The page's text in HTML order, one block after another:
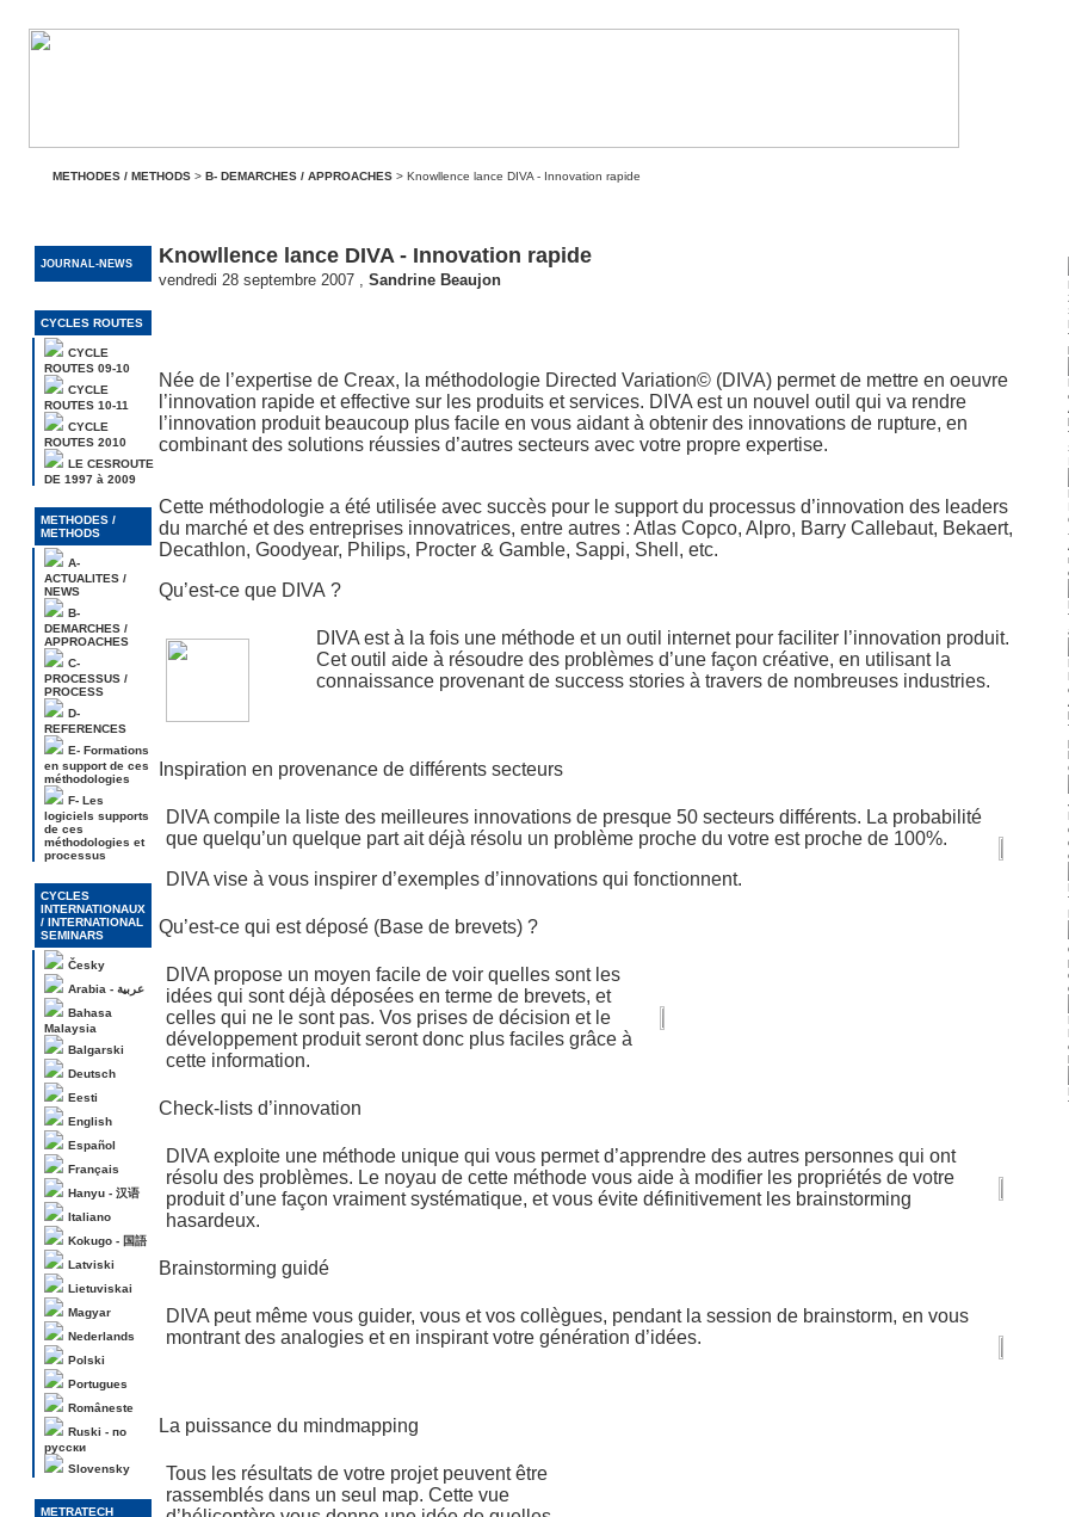
METHODES / METHODS > B- DEMARCHES / APPROACHES > Knowllence lance DIVA - Innovation rapide
JOURNAL-NEWS
CYCLES ROUTES
CYCLE
ROUTES 09-10
CYCLE
ROUTES 10-11
CYCLE
ROUTES 2010
LE CESROUTE
DE 1997 à 2009
METHODES /
METHODS
A-
ACTUALITES /
NEWS
B-
DEMARCHES /
APPROACHES
C-
PROCESSUS /
PROCESS
D-
REFERENCES
E- Formations
en support de ces
méthodologies
F- Les
logiciels supports
de ces
méthodologies et
processus
CYCLES
INTERNATIONAUX
/ INTERNATIONAL
SEMINARS
Česky
Arabia - عربية
Bahasa
Malaysia
Balgarski
Deutsch
Eesti
English
Español
Français
Hanyu - 汉语
Italiano
Kokugo - 国語
Latviski
Lietuviskai
Magyar
Nederlands
Polski
Portugues
Româneste
Ruski - по
русски
Slovensky
METRATECH
Knowllence lance DIVA - Innovation rapide
vendredi 28 septembre 2007 , Sandrine Beaujon
Née de l’expertise de Creax, la méthodologie Directed Variation© (DIVA) permet de mettre en oeuvre
l’innovation rapide et effective sur les produits et services. DIVA est un nouvel outil qui va rendre
l’innovation produit beaucoup plus facile en vous aidant à obtenir des innovations de rupture, en
combinant des solutions réussies d’autres secteurs avec votre propre expertise.
Cette méthodologie a été utilisée avec succès pour le support du processus d’innovation des leaders
du marché et des entreprises innovatrices, entre autres : Atlas Copco, Alpro, Barry Callebaut, Bekaert,
Decathlon, Goodyear, Philips, Procter & Gamble, Sappi, Shell, etc.
Qu’est-ce que DIVA ?
DIVA est à la fois une méthode et un outil internet pour faciliter l’innovation produit.
Cet outil aide à résoudre des problèmes d’une façon créative, en utilisant la
connaissance provenant de success stories à travers de nombreuses industries.
Inspiration en provenance de différents secteurs
DIVA compile la liste des meilleures innovations de presque 50 secteurs différents. La probabilité
que quelqu’un quelque part ait déjà résolu un problème proche du votre est proche de 100%.
DIVA vise à vous inspirer d’exemples d’innovations qui fonctionnent.
Qu’est-ce qui est déposé (Base de brevets) ?
DIVA propose un moyen facile de voir quelles sont les
idées qui sont déjà déposées en terme de brevets, et
celles qui ne le sont pas. Vos prises de décision et le
développement produit seront donc plus faciles grâce à
cette information.
Check-lists d’innovation
DIVA exploite une méthode unique qui vous permet d’apprendre des autres personnes qui ont
résolu des problèmes. Le noyau de cette méthode vous aide à modifier les propriétés de votre
produit d’une façon vraiment systématique, et vous évite définitivement les brainstorming
hasardeux.
Brainstorming guidé
DIVA peut même vous guider, vous et vos collègues, pendant la session de brainstorm, en vous
montrant des analogies et en inspirant votre génération d’idées.
La puissance du mindmapping
Tous les résultats de votre projet peuvent être
rassemblés dans un seul map. Cette vue